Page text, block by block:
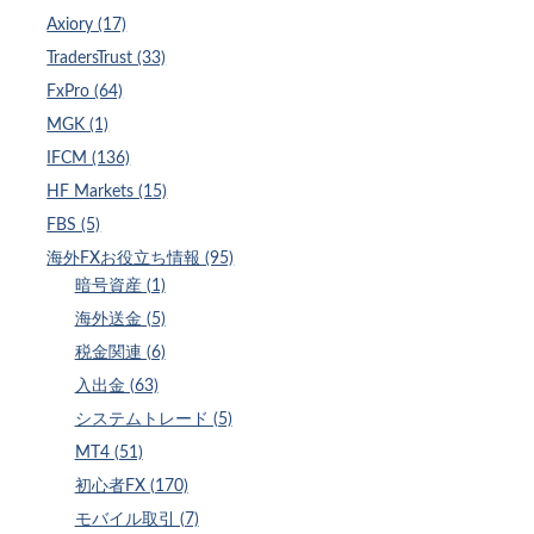
Axiory (17)
TradersTrust (33)
FxPro (64)
MGK (1)
IFCM (136)
HF Markets (15)
FBS (5)
海外FXお役立ち情報 (95)
暗号資産 (1)
海外送金 (5)
税金関連 (6)
入出金 (63)
システムトレード (5)
MT4 (51)
初心者FX (170)
モバイル取引 (7)